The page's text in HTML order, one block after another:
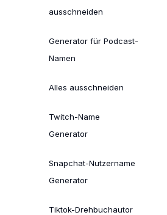
ausschneiden
Generator für Podcast-
Namen
Alles ausschneiden
Twitch-Name
Generator
Snapchat-Nutzername
Generator
Tiktok-Drehbuchautor